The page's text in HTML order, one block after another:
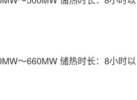
～660MW 储热时长：8小时以